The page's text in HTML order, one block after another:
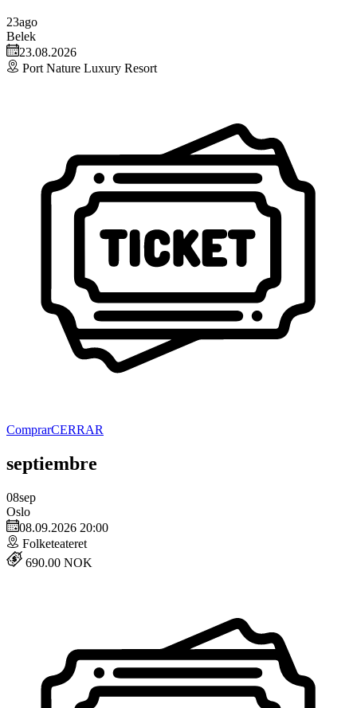
23ago
Belek
23.08.2026
Port Nature Luxury Resort
ComprarCERRAR
septiembre
08sep
Oslo
08.09.2026 20:00
Folketeateret
690.00 NOK